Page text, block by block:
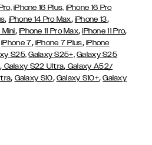
iPhone 16 Plus, iPhone 16 Pro
, iPhone 14 Pro Max, iPhone 13,
Mini, iPhone 11 Pro Max,iPhone 11 Pro,
iPhone 7, iPhone 7 Plus, iPhone
S25, Galaxy S25+, Galaxy S25
, Galaxy S22 Ultra, Galaxy A52/
, Galaxy S10, Galaxy S10+,Galaxy